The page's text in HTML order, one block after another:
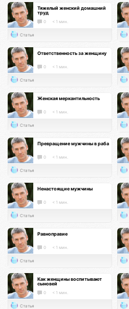
Тяжелый женский домашний
труд
0 < 1 мин.
Статья
Ответственность за женщину
0 < 1 мин.
Статья
Женская меркантильность
0 < 1 мин.
Статья
Превращение мужчины в раба
0 < 1 мин.
Статья
Ненастоящие мужчины
0 < 1 мин.
Статья
Равноправие
0 < 1 мин.
Статья
Как женщины воспитывают
сыновей
0 < 1 мин.
Статья